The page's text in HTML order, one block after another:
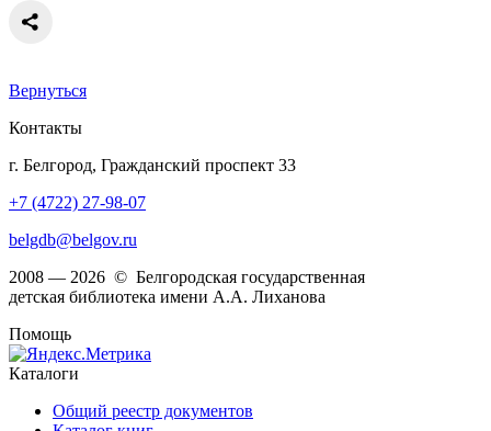
Вернуться
Контакты
г. Белгород, Гражданский проспект 33
+7 (4722) 27-98-07
belgdb@belgov.ru
2008 — 2026 © Белгородская государственная
детская библиотека имени А.А. Лиханова
Помощь
Каталоги
Общий реестр документов